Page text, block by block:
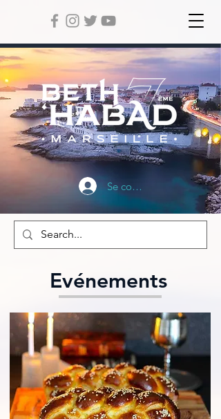
Se connecter
Evénements